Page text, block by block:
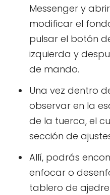
Messenger y
modificar el
pulsar el botón
izquierda y
de mando.
Una vez dentro
observar en la
de la tuerca, el
sección de
Allí, podrás
enfocar o
tablero de